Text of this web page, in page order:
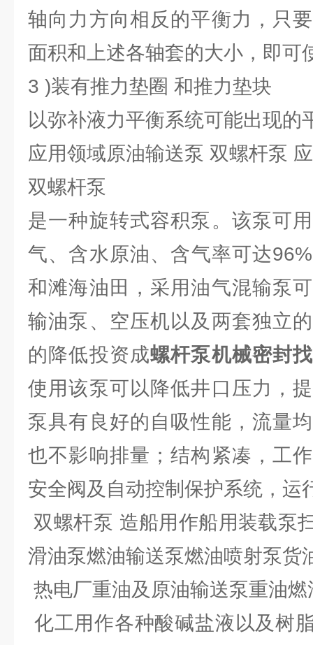
轴向力方向相反的平衡力，只
面积和上述各轴套的大小，即可
3 )装有推力垫圈 和推力垫块
以弥补液力平衡系统可能出现的
应用领域原油输送泵 双螺杆泵
双螺杆泵
是一种旋转式容积泵。该泵可
气、含水原油、含气率可达
和滩海油田，采用油气混输泵
输油泵、空压机以及两套独立
的降低投资成螺杆泵机械密封找
使用该泵可以降低井口压力，
泵具有良好的自吸性能，流量
也不影响排量；结构紧凑，工
安全阀及自动控制保护系统，运
双螺杆泵 造船用作船用装载泵
滑油泵燃油输送泵燃油喷射泵货
热电厂重油及原油输送泵重油燃
化工用作各种酸碱盐液以及树